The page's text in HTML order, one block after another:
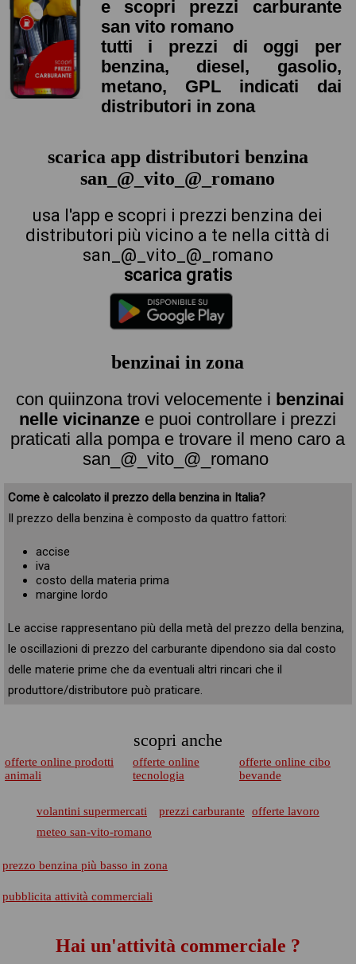
e scopri prezzi carburante
san vito romano
tutti i prezzi di oggi per
benzina, diesel, gasolio,
metano, GPL indicati dai
distributori in zona
scarica app distributori benzina
san_@_vito_@_romano
usa l'app e scopri i prezzi benzina dei
distributori più vicino a te nella città di
san_@_vito_@_romano
scarica gratis
benzinai in zona
con quiinzona trovi velocemente i benzinai
nelle vicinanze e puoi controllare i prezzi
praticati alla pompa e trovare il meno caro a
san_@_vito_@_romano
Come è calcolato il prezzo della benzina in Italia?
Il prezzo della benzina è composto da quattro fattori:
accise
iva
costo della materia prima
margine lordo
Le accise rappresentano più della metà del prezzo della benzina,
le oscillazioni di prezzo del carburante dipendono sia dal costo
delle materie prime che da eventuali altri rincari che il
produttore/distributore può praticare.
scopri anche
offerte online prodotti
animali
offerte online
tecnologia
offerte online cibo
bevande
volantini supermercati prezzi carburante
offerte lavoro
meteo san-vito-romano
prezzo benzina più basso in zona
pubblicita attività commerciali
Hai un'attività commerciale ?